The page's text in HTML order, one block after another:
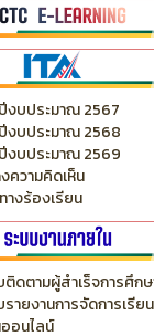
งบประมาณ 2567
งบประมาณ 2568
ปีงบประมาณ 2569
ความคิดเห็น
างร้องเรียน